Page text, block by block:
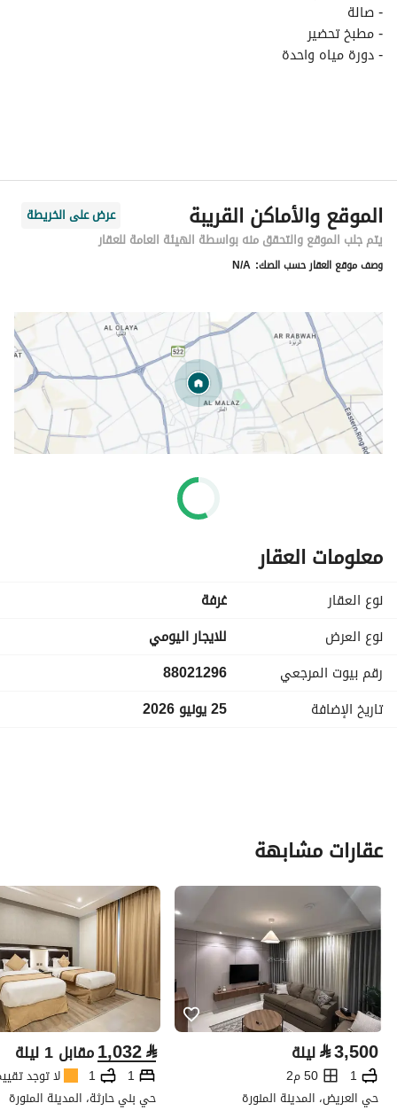
- صالة
- مطبخ تحضير
- دورة مياه واحدة
الموقع والأماكن القريبة
عرض على الخريطة
يتم جلب الموقع والتحقق منه بواسطة الهيئة العامة للعقار
وصف موقع العقار حسب الصك: N/A
معلومات العقار
نوع العقار
غرفة
نوع العرض
للايجار اليومي
رقم بيوت المرجعي
88021296
تاريخ الإضافة
25 يونيو 2026
عقارات مشابهة
⃁3,500 ليلة
1
50 م2
حي العريض، المدينة المنورة
⃁
1,032مقابل 1 ليلة
1
1
لا توجد
حي بني حارثة، المدينة المنورة